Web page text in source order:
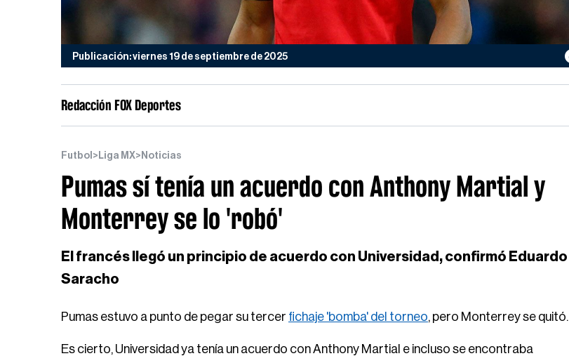
Publicación: viernes 19 de septiembre de 2025
Redacción FOX Deportes
Futbol > Liga MX> Noticias
Pumas sí tenía un acuerdo con Anthony Martial y
Monterrey se lo 'robó'
El francés llegó un principio de acuerdo con Universidad, confirmó Eduardo
Saracho
Pumas estuvo a punto de pegar su tercer fichaje 'bomba' del torneo, pero Monterrey se quitó.
Es cierto, Universidad ya tenía un acuerdo con Anthony Martial e incluso se encontraba